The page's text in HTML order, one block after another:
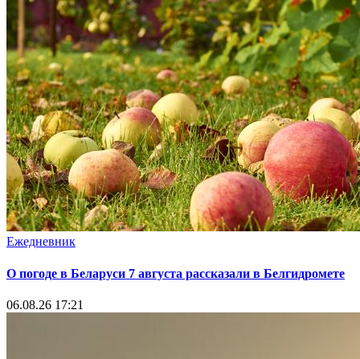
Ежедневник
О погоде в Беларуси 7 августа рассказали в Белгидромете
06.08.26 17:21